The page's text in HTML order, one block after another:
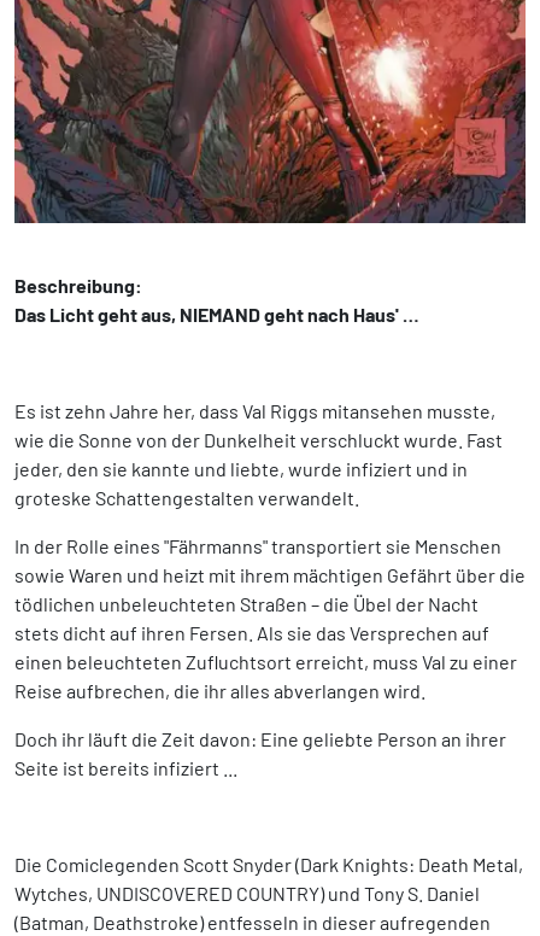
Beschreibung:
Das Licht geht aus, NIEMAND geht nach Haus' …
Es ist zehn Jahre her, dass Val Riggs mitansehen musste,
wie die Sonne von der Dunkelheit verschluckt wurde. Fast
jeder, den sie kannte und liebte, wurde infiziert und in
groteske Schattengestalten verwandelt.
In der Rolle eines "Fährmanns" transportiert sie Menschen
sowie Waren und heizt mit ihrem mächtigen Gefährt über die
tödlichen unbeleuchteten Straßen – die Übel der Nacht
stets dicht auf ihren Fersen. Als sie das Versprechen auf
einen beleuchteten Zufluchtsort erreicht, muss Val zu einer
Reise aufbrechen, die ihr alles abverlangen wird.
Doch ihr läuft die Zeit davon: Eine geliebte Person an ihrer
Seite ist bereits infiziert ...
Die Comiclegenden Scott Snyder (Dark Knights: Death Metal,
Wytches, UNDISCOVERED COUNTRY) und Tony S. Daniel
(Batman, Deathstroke) entfesseln in dieser aufregenden